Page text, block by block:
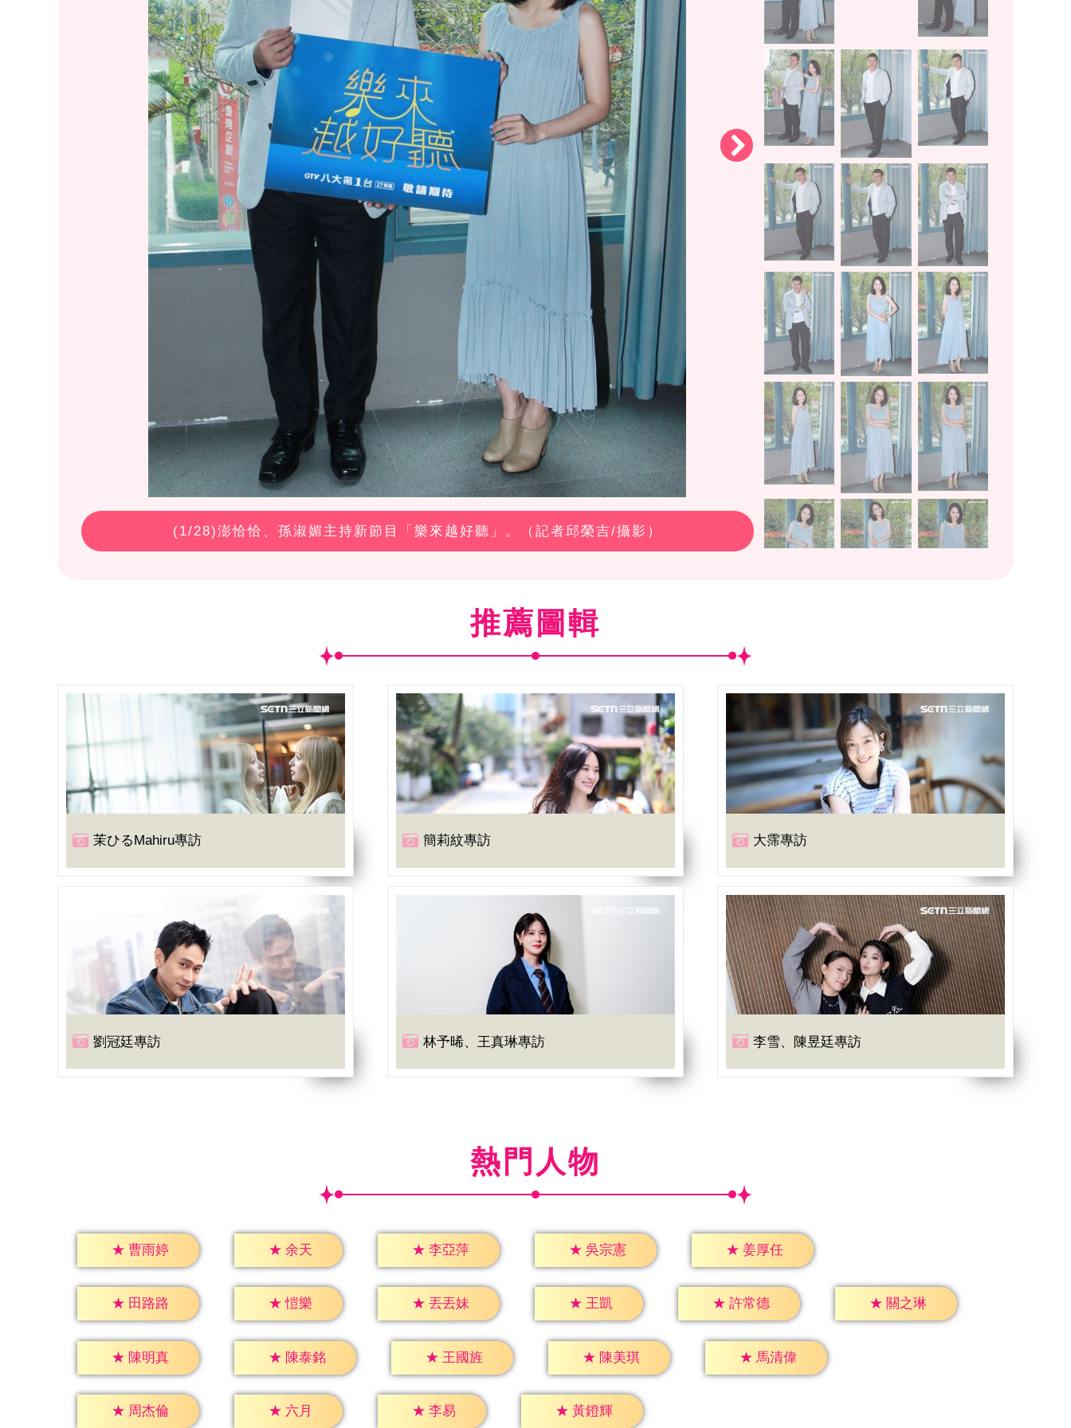
(1/28)澎恰恰、孫淑媚主持新節目「樂來越好聽」。（記者邱榮吉/攝影）
推薦圖輯
茉ひるMahiru專訪 簡莉紋專訪 大霈專訪
劉冠廷專訪 林予晞、王真琳專訪 李雪、陳昱廷專訪
熱門人物
★ 曹雨婷 ★ 余天 ★ 李亞萍 ★ 吳宗憲 ★ 姜厚任
★ 田路路 ★ 愷樂 ★ 丟丟妹 ★ 王凱 ★ 許常德 ★ 關之琳
★ 陳明真 ★ 陳泰銘 ★ 王國旌 ★ 陳美琪 ★ 馬清偉
★ 周杰倫 ★ 六月 ★ 李易 ★ 黃鐙輝